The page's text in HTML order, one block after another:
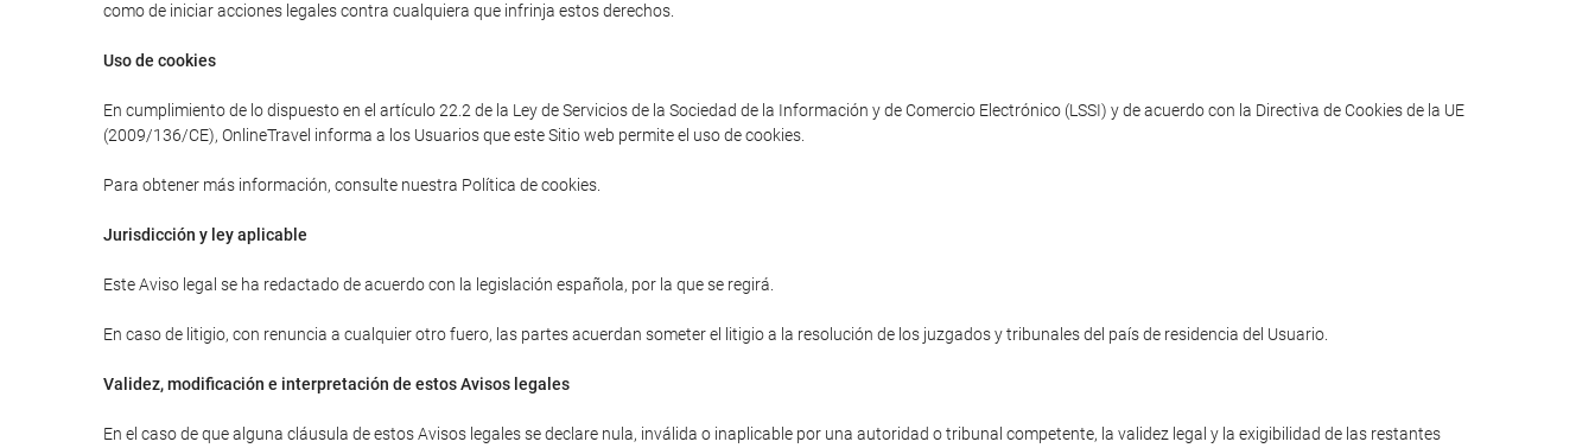
como de iniciar acciones legales contra cualquiera que infrinja estos derechos.
Uso de cookies
En cumplimiento de lo dispuesto en el artículo 22.2 de la Ley de Servicios de la Sociedad de la Información y de Comercio Electrónico (LSSI) y de acuerdo con la Directiva de Cookies de la UE
(2009/136/CE), OnlineTravel informa a los Usuarios que este Sitio web permite el uso de cookies.
Para obtener más información, consulte nuestra Política de cookies.
Jurisdicción y ley aplicable
Este Aviso legal se ha redactado de acuerdo con la legislación española, por la que se regirá.
En caso de litigio, con renuncia a cualquier otro fuero, las partes acuerdan someter el litigio a la resolución de los juzgados y tribunales del país de residencia del Usuario.
Validez, modificación e interpretación de estos Avisos legales
En el caso de que alguna cláusula de estos Avisos legales se declare nula, inválida o inaplicable por una autoridad o tribunal competente, la validez legal y la exigibilidad de las restantes